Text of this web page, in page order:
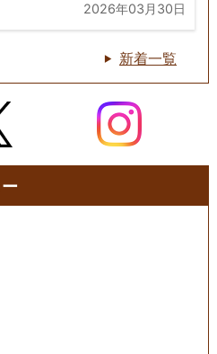
2026年03月30日
新着一覧